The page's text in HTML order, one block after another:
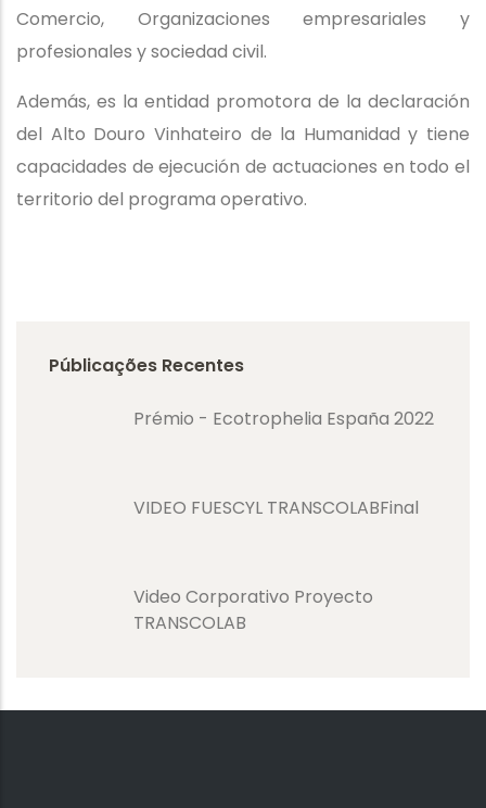
Comercio, Organizaciones empresariales y
profesionales y sociedad civil.
Además, es la entidad promotora de la declaración
del Alto Douro Vinhateiro de la Humanidad y tiene
capacidades de ejecución de actuaciones en todo el
territorio del programa operativo.
Públicações Recentes
Prémio - Ecotrophelia España 2022
VIDEO FUESCYL TRANSCOLABFinal
Video Corporativo Proyecto
TRANSCOLAB